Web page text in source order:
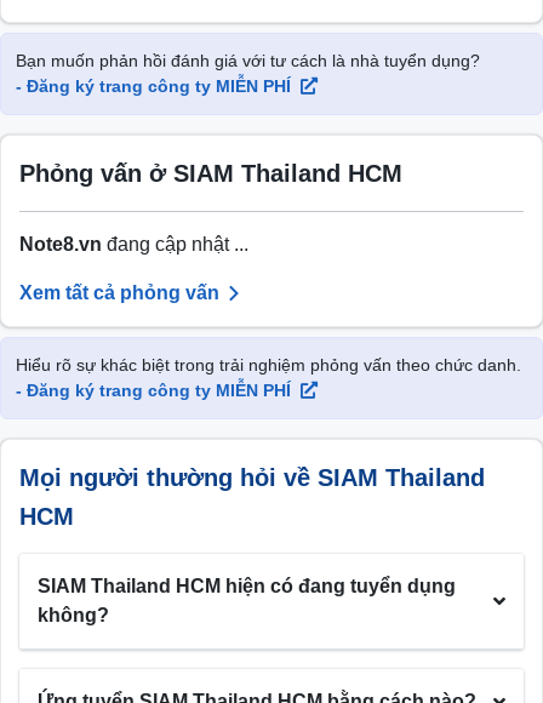
lượng tiêu cực. Cách giao tiếp từ phía lãnh đạo thiếu sự
tôn trọng cơ bản đối với nhân viên, ảnh hưởng trực tiếp
Bạn muốn phản hồi đánh giá với tư cách là nhà tuyển dụng?
- Đăng ký trang công ty MIỄN PHÍ
Phỏng vấn ở SIAM Thailand HCM
Note8.vn đang cập nhật ...
Xem tất cả phỏng vấn
Hiểu rõ sự khác biệt trong trải nghiệm phỏng vấn theo chức danh.
- Đăng ký trang công ty MIỄN PHÍ
Mọi người thường hỏi về SIAM Thailand
HCM
SIAM Thailand HCM hiện có đang tuyển dụng
không?